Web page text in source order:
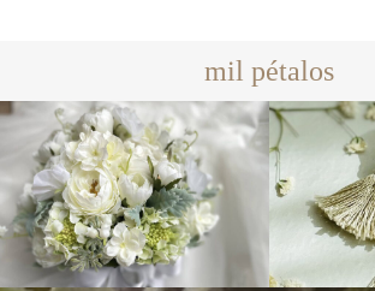
mil pétalos